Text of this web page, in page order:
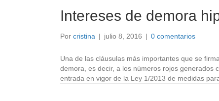
Intereses de demora
Por cristina | julio 8, 2016 | 0 comentarios
Una de las cláusulas más importantes que se
demora, es decir, a los números rojos generados
entrada en vigor de la Ley 1/2013 de medidas